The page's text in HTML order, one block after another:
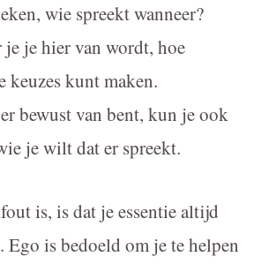
wie spreekt wanneer?
je je hier van wordt, hoe
keuzes kunt maken.
bewust van bent, kun je ook
je wilt dat er spreekt.
is, is dat je essentie altijd
Ego is bedoeld om je te helpen